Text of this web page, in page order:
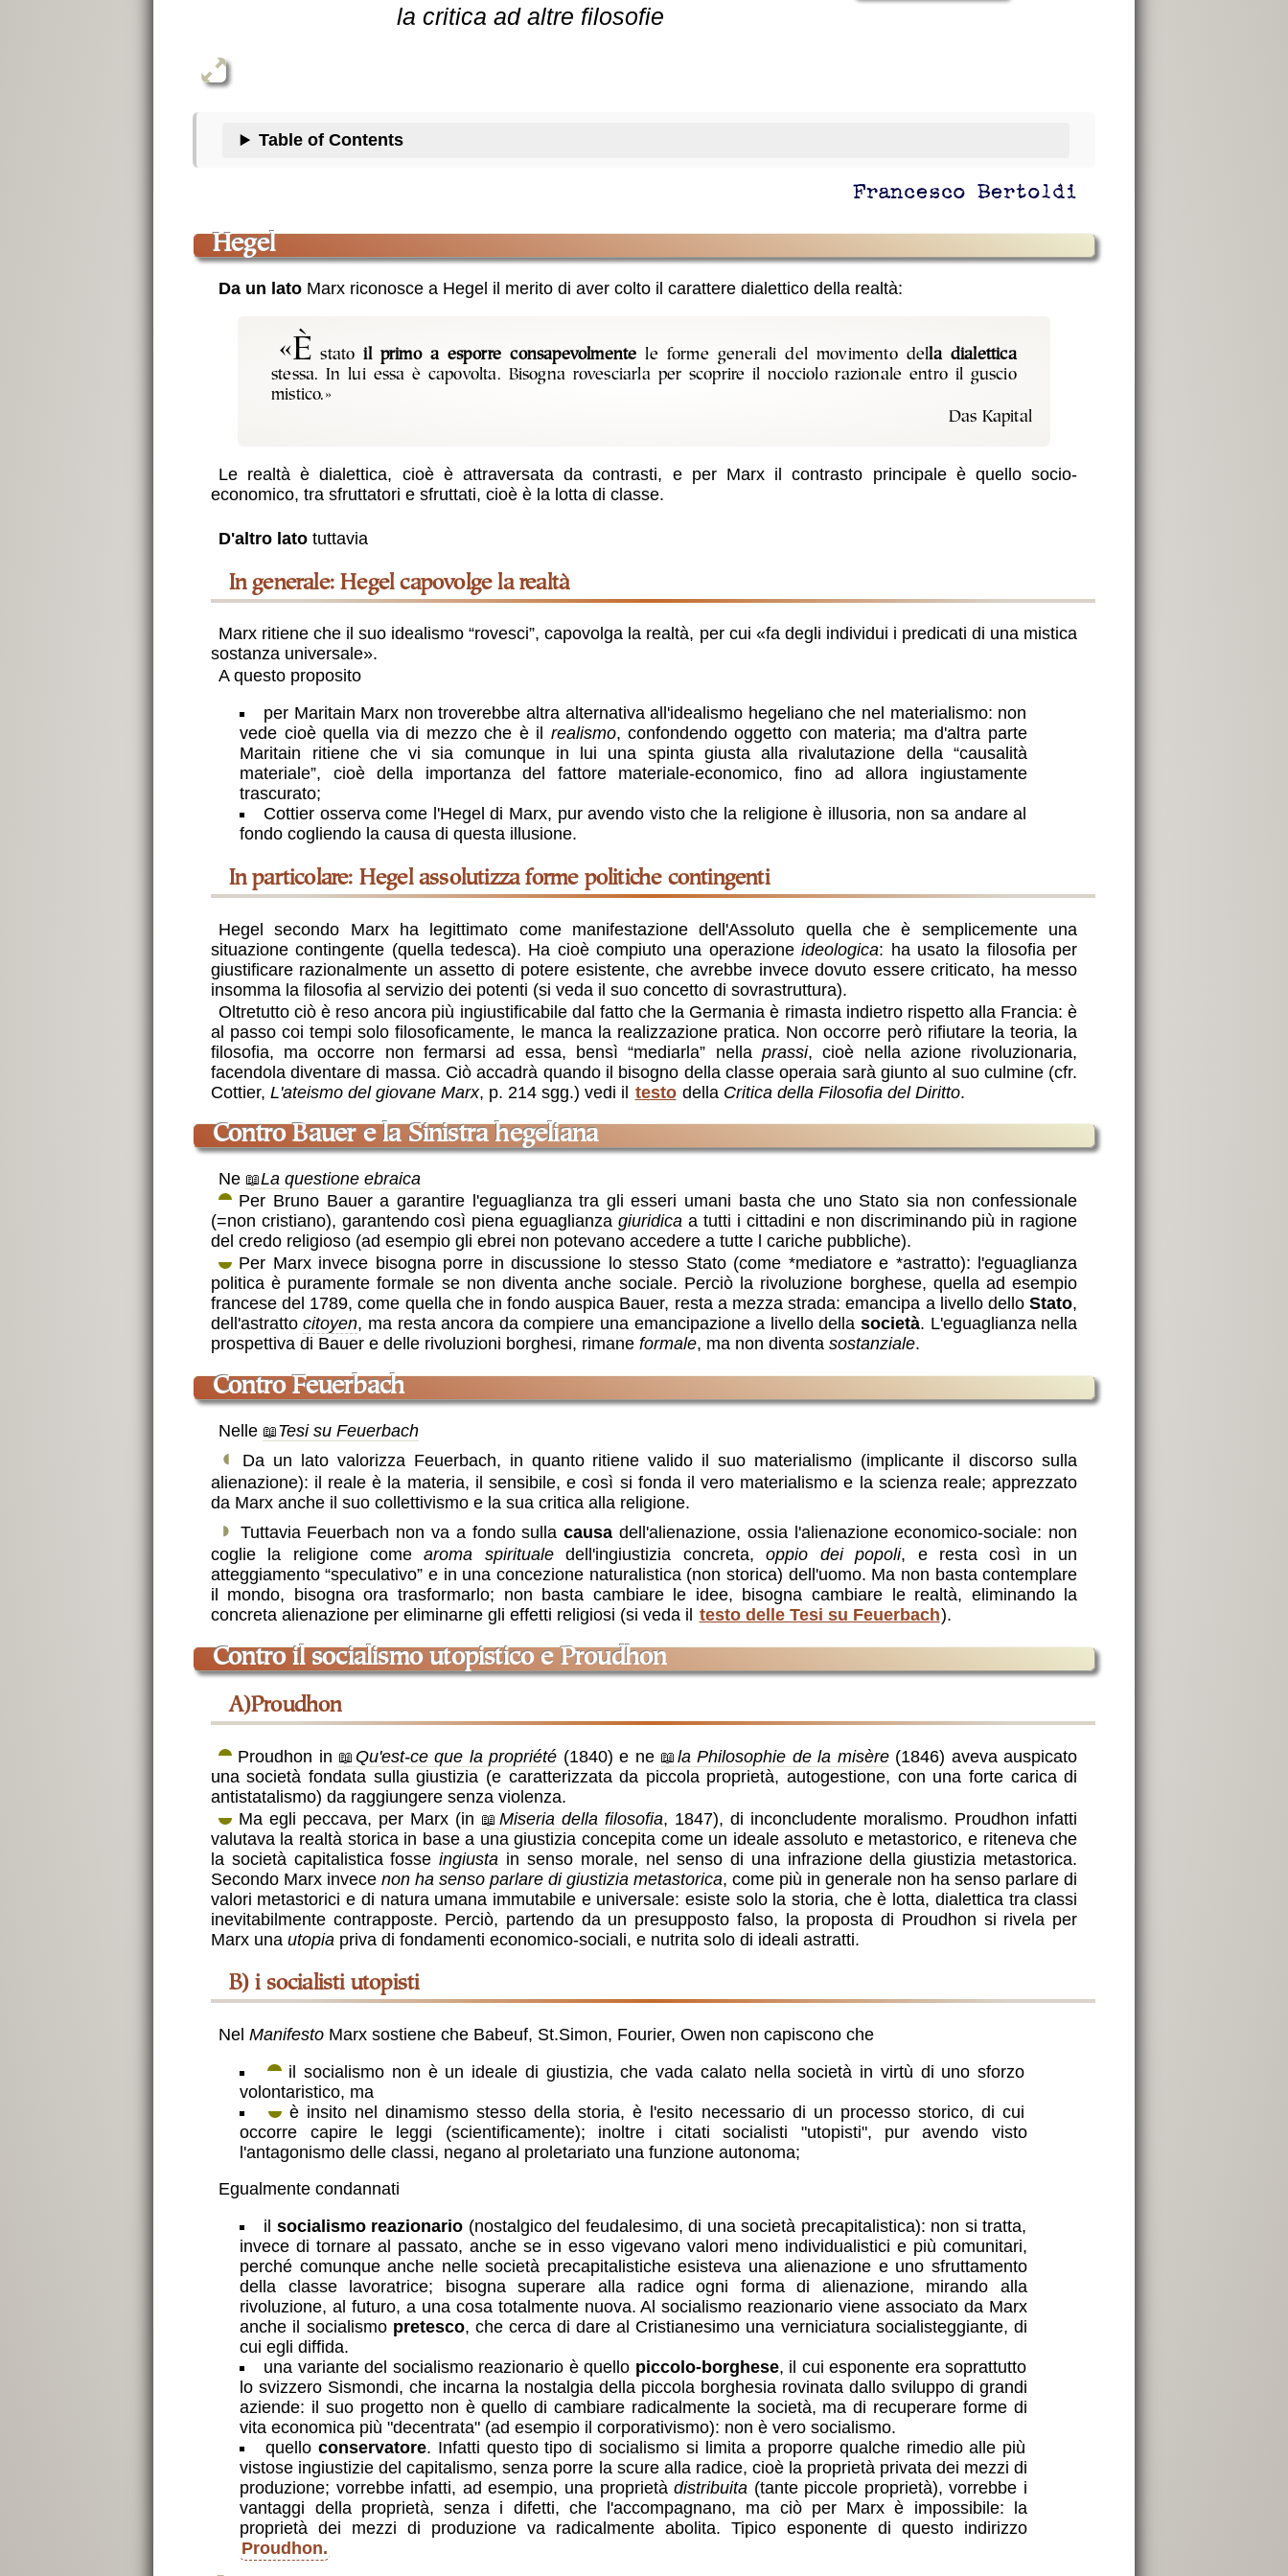
la critica ad altre filosofie
Table of Contents
Francesco Bertoldi
Hegel
Da un latoMarx riconosce a Hegel il merito di aver colto il carattere dialettico della realtà:
«è statoil primo a esporre consapevolmente le forme generali del movimento della dialettica
stessa. In lui essa è capovolta. Bisogna rovesciarla per scoprire il nocciolo razionale entro il guscio
mistico.»
Das Kapital
Le realtà è dialettica, cioè è attraversata da contrasti, e per Marx il contrasto principale è quello socio-
economico, tra sfruttatori e sfruttati, cioè è la lotta di classe.
D'altro latotuttavia
in generale: Hegel capovolge la realtà
Marx ritiene che il suo idealismo “rovesci”, capovolga la realtà, per cui
fa degli individui i predicati di una mistica
sostanza universale .
A questo proposito
per Maritain Marx non troverebbe altra alternativa all'idealismo hegeliano che nel materialismo: non
vede cioè quella via di mezzo che è il realismo, confondendo oggetto con materia; ma d'altra parte
Maritain ritiene che vi sia comunque in lui una spinta giusta alla rivalutazione della “causalità
materiale”, cioè della importanza del fattore materiale-economico, fino ad allora ingiustamente
trascurato;
Cottier osserva come l'Hegel di Marx, pur avendo visto che la religione è illusoria, non sa andare al
fondo cogliendo la causa di questa illusione.
in particolare: Hegel assolutizza forme politiche contingenti
Hegel secondo Marx ha legittimato come manifestazione dell'Assoluto quella che è semplicemente una
situazione contingente (quella tedesca). Ha cioè compiuto una operazioneideologica: ha usato la filosofia per
giustificare razionalmente un assetto di potere esistente, che avrebbe invece dovuto essere criticato, ha messo
insomma la filosofia al servizio dei potenti (si veda il suo concetto di sovrastruttura).
Oltretutto ciò è reso ancora più ingiustificabile dal fatto che la Germania è rimasta indietro rispetto alla Francia: è
al passo coi tempi solo filosoficamente, le manca la realizzazione pratica. Non occorre però rifiutare la teoria, la
filosofia, ma occorre non fermarsi ad essa, bensì “mediarla” nella prassi, cioè nella azione rivoluzionaria,
facendola diventare di massa. Ciò accadrà quando il bisogno della classe operaia sarà giunto al suo culmine (cfr.
Cottier, L'ateismo del giovane Marx, p. 214 sgg.) vedi il testo della Critica della Filosofia del Diritto.
contro Bauer e la Sinistra hegeliana
Ne
La questione ebraica
Per Bruno Bauer a garantire l'eguaglianza tra gli esseri umani basta che uno Stato sia non confessionale
(=non cristiano), garantendo così piena eguaglianzagiuridica a tutti i cittadini e non discriminando più in ragione
del credo religioso (ad esempio gli ebrei non potevano accedere a tutte l cariche pubbliche).
Per Marx invece bisogna porre in discussione lo stesso Stato (come *mediatore e *astratto): l'eguaglianza
politica è puramente formale se non diventa anche sociale. Perciò la rivoluzione borghese, quella ad esempio
francese del 1789, come quella che in fondo auspica Bauer, resta a mezza strada: emancipa a livello delloStato,
dell'astrattocitoyen, ma resta ancora da compiere una emancipazione a livello dellasocietà. L'eguaglianza nella
prospettiva di Bauer e delle rivoluzioni borghesi, rimane formale, ma non diventa sostanziale.
contro Feuerbach
Nelle Tesi su Feuerbach
◖
Da un lato valorizza Feuerbach, in quanto ritiene valido il suo materialismo (implicante il discorso sulla
alienazione): il reale è la materia, il sensibile, e così si fonda il vero materialismo e la scienza reale; apprezzato
da Marx anche il suo collettivismo e la sua critica alla religione.
◗ Tuttavia Feuerbach non va a fondo sullacausa dell'alienazione, ossia l'alienazione economico-sociale: non
coglie la religione comearoma spiritualedell'ingiustizia concreta,oppio dei popoli, e resta così in un
atteggiamento “speculativo” e in una concezione naturalistica (non storica) dell'uomo. Ma non basta contemplare
il mondo, bisogna ora trasformarlo; non basta cambiare le idee, bisogna cambiare le realtà, eliminando la
concreta alienazione per eliminarne gli effetti religiosi (si veda il testo delle Tesi su Feuerbach).
contro il socialismo utopistico e Proudhon
a)Proudhon
Proudhon in Qu'est-ce que la propriété (1840) e ne la Philosophie de la misère(1846) aveva auspicato
una società fondata sulla giustizia (e caratterizzata da piccola proprietà, autogestione, con una forte carica di
antistatalismo) da raggiungere senza violenza.
Ma egli peccava, per Marx (in
Miseria della filosofia, 1847), di inconcludente moralismo. Proudhon infatti
valutava la realtà storica in base a una giustizia concepita come un ideale assoluto e metastorico, e riteneva che
la società capitalistica fosseingiusta in senso morale, nel senso di una infrazione della giustizia metastorica.
Secondo Marx invece non ha senso parlare di giustizia metastorica, come più in generale non ha senso parlare di
valori metastorici e di natura umana immutabile e universale: esiste solo la storia, che è lotta, dialettica tra classi
inevitabilmente contrapposte. Perciò, partendo da un presupposto falso, la proposta di Proudhon si rivela per
Marx una utopia priva di fondamenti economico-sociali, e nutrita solo di ideali astratti.
b) i socialisti utopisti
Nel ManifestoMarx sostiene che Babeuf, St.Simon, Fourier, Owen non capiscono che
il socialismo non è un ideale di giustizia, che vada calato nella società in virtù di uno sforzo
volontaristico, ma
è insito nel dinamismo stesso della storia, è l'esito necessario di un processo storico, di cui
occorre capire le leggi (scientificamente); inoltre i citati socialisti "utopisti", pur avendo visto
l'antagonismo delle classi, negano al proletariato una funzione autonoma;
Egualmente condannati
il socialismo reazionario (nostalgico del feudalesimo, di una società precapitalistica): non si tratta,
invece di tornare al passato, anche se in esso vigevano valori meno individualistici e più comunitari,
perché comunque anche nelle società precapitalistiche esisteva una alienazione e uno sfruttamento
della classe lavoratrice; bisogna superare alla radice ogni forma di alienazione, mirando alla
rivoluzione, al futuro, a una cosa totalmente nuova. Al socialismo reazionario viene associato da Marx
anche il socialismo pretesco, che cerca di dare al Cristianesimo una verniciatura socialisteggiante, di
cui egli diffida.
una variante del socialismo reazionario è quello piccolo-borghese, il cui esponente era soprattutto
lo svizzero Sismondi, che incarna la nostalgia della piccola borghesia rovinata dallo sviluppo di grandi
aziende: il suo progetto non è quello di cambiare radicalmente la società, ma di recuperare forme di
vita economica più "decentrata" (ad esempio il corporativismo): non è vero socialismo.
quelloconservatore. Infatti questo tipo di socialismo si limita a proporre qualche rimedio alle più
vistose ingiustizie del capitalismo, senza porre la scure alla radice, cioè la proprietà privata dei mezzi di
produzione; vorrebbe infatti, ad esempio, una proprietàdistribuita (tante piccole proprietà), vorrebbe i
vantaggi della proprietà, senza i difetti, che l'accompagnano, ma ciò per Marx è impossibile: la
proprietà dei mezzi di produzione va radicalmente abolita. Tipico esponente di questo indirizzo
Proudhon.